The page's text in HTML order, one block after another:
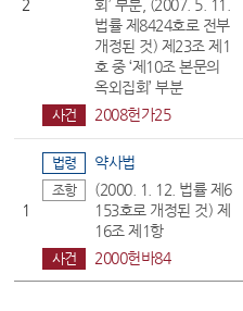
2
회’ 부분, (2007. 5. 11.
법률 제8424호로 전부
개정된 것) 제23조 제1
호 중 ‘제10조 본문의
옥외집회’ 부분
사건 2008헌가25
1
법령 약사법
조항
(2000. 1. 12. 법률 제6
153호로 개정된 것) 제
16조 제1항
사건 2000헌바84